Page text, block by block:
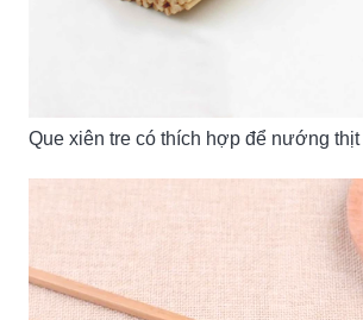
Que xiên tre có thích hợp để nướng